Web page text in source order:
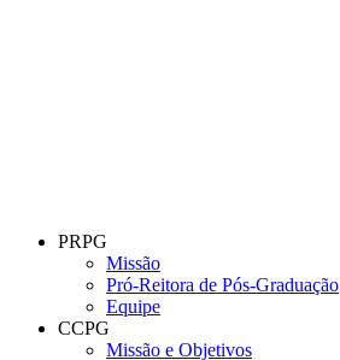
PRPG
Missão
Pró-Reitora de Pós-Graduação
Equipe
CCPG
Missão e Objetivos